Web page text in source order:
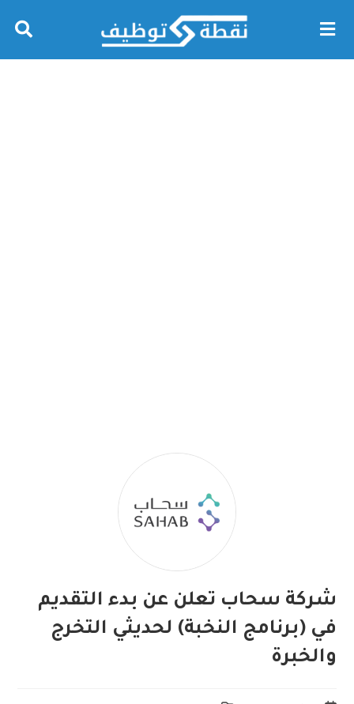
شركة سحاب تعلن عن بدء التقديم
في (برنامج النخبة) لحديثي التخرج
والخبرة